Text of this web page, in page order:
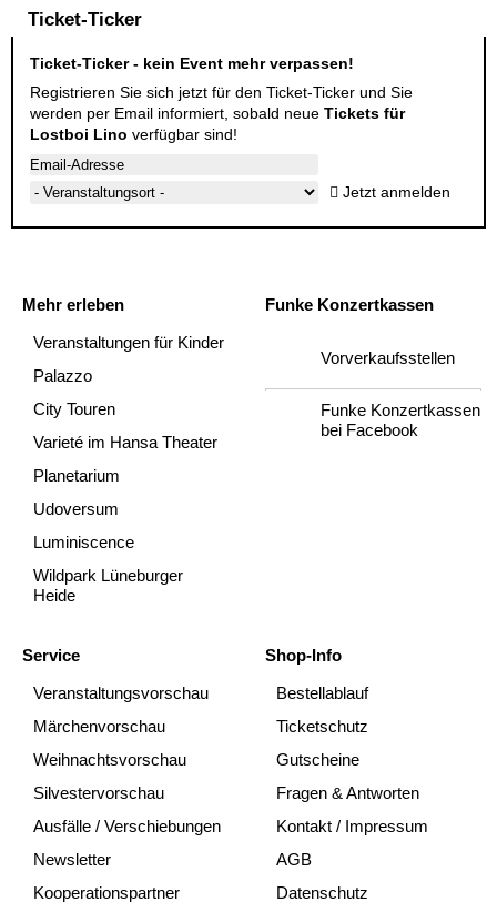
Ticket-Ticker
Ticket-Ticker - kein Event mehr verpassen!
Registrieren Sie sich jetzt für den Ticket-Ticker und Sie
werden per Email informiert, sobald neue Tickets für
Lostboi Lino verfügbar sind!
Jetzt anmelden
Mehr erleben
Veranstaltungen für Kinder
Palazzo
City Touren
Varieté im Hansa Theater
Planetarium
Udoversum
Luminiscence
Wildpark Lüneburger
Heide
Funke Konzertkassen
Vorverkaufsstellen
Funke Konzertkassen
bei Facebook
Service
Veranstaltungsvorschau
Märchenvorschau
Weihnachtsvorschau
Silvestervorschau
Ausfälle / Verschiebungen
Newsletter
Kooperationspartner
Shop-Info
Bestellablauf
Ticketschutz
Gutscheine
Fragen & Antworten
Kontakt / Impressum
AGB
Datenschutz